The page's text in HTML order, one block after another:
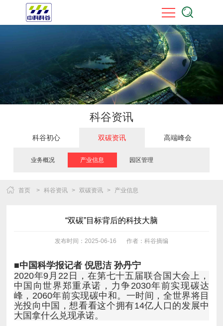
科谷资讯
科谷初心 双碳资讯 高端峰会
业务概况 产业信息 园区管理
首页 > 科谷资讯 > 双碳资讯 > 产业信息
“双碳”目标背后的科技大脑
发布时间：2025-06-16 作者：科谷摘编
■中国科学报记者 倪思洁 孙丹宁
大国拿什么兑现承诺。